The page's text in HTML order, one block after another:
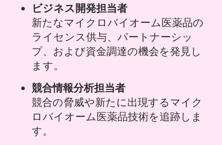
ビジネス開発担当者
新たなマイクロバイオーム医薬品の
ライセンス供与、パートナーシッ
プ、および資金調達の機会を発見し
ます。
競合情報分析担当者
競合の脅威や新たに出現するマイク
ロバイオーム医薬品技術を追跡しま
す。